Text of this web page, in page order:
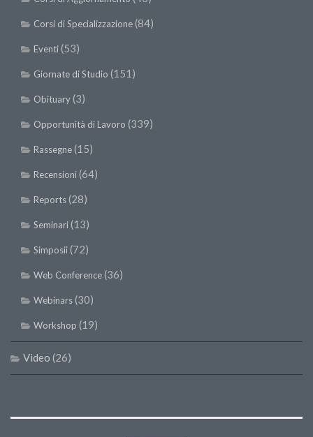
SISEF Notebook (Rassegna Stampa)
SISEF Eventi
SISEF@Facebook
@SISEF Tweets
@ForestTweeting
SISEF Publishing
Redazione SISEF.ORG
Corsi di Specializzazione(84)
Eventi(53)
Giornate di Studio (151)
Obituary(3)
Opportunità di Lavoro (339)
Rassegne(15)
Recensioni(64)
Reports(28)
Seminari(13)
Simposii(72)
Web Conference(36)
Webinars(30)
Workshop (19)
Video (26)